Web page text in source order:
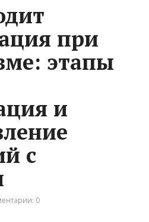
при
этапы
и
с
0